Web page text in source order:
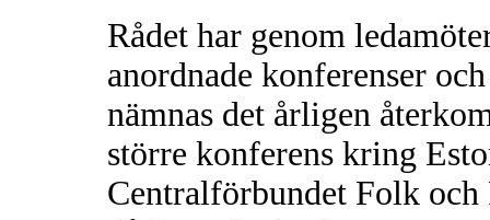
Rådet har genom
anordnade konferenser
nämnas det årligen
större konferens kring
Centralförbundet Folk